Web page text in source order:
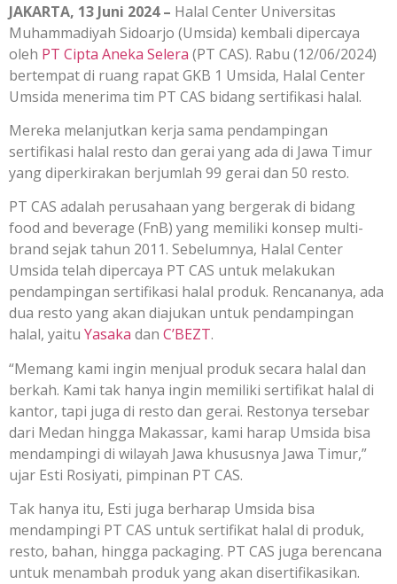
JAKARTA, 13 Juni 2024 – Halal Center Universitas
Muhammadiyah Sidoarjo (Umsida) kembali dipercaya
oleh PT Cipta Aneka Selera (PT CAS). Rabu (12/06/2024)
bertempat di ruang rapat GKB 1 Umsida, Halal Center
Umsida menerima tim PT CAS bidang sertifikasi halal.
Mereka melanjutkan kerja sama pendampingan
sertifikasi halal resto dan gerai yang ada di Jawa Timur
yang diperkirakan berjumlah 99 gerai dan 50 resto.
PT CAS adalah perusahaan yang bergerak di bidang
food and beverage (FnB) yang memiliki konsep multi-
brand sejak tahun 2011. Sebelumnya, Halal Center
Umsida telah dipercaya PT CAS untuk melakukan
pendampingan sertifikasi halal produk. Rencananya, ada
dua resto yang akan diajukan untuk pendampingan
halal, yaitu Yasaka dan C’BEZT.
“Memang kami ingin menjual produk secara halal dan
berkah. Kami tak hanya ingin memiliki sertifikat halal di
kantor, tapi juga di resto dan gerai. Restonya tersebar
dari Medan hingga Makassar, kami harap Umsida bisa
mendampingi di wilayah Jawa khususnya Jawa Timur,”
ujar Esti Rosiyati, pimpinan PT CAS.
Tak hanya itu, Esti juga berharap Umsida bisa
mendampingi PT CAS untuk sertifikat halal di produk,
resto, bahan, hingga packaging. PT CAS juga berencana
untuk menambah produk yang akan disertifikasikan.